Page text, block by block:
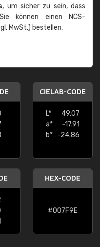
, um sicher zu sein, dass
können einen NCS-
MwSt.) bestellen.
CIELAB-CODE
L*
49.07
a*
-17.91
b*
-24.86
HEX-CODE
#007F9E